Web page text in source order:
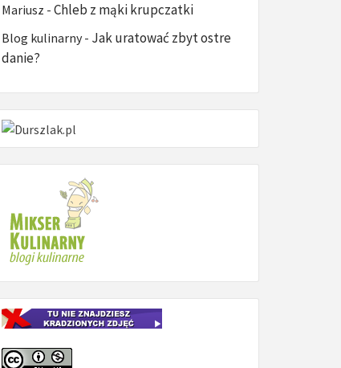
Mariusz - Chleb z mąki krupczatki
Blog kulinarny- Jak uratować zbyt ostre
danie?